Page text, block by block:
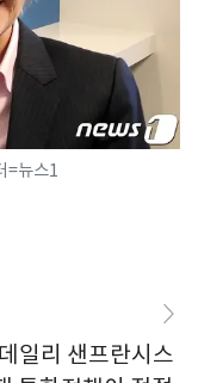
=뉴스1
일리 샌프란시스